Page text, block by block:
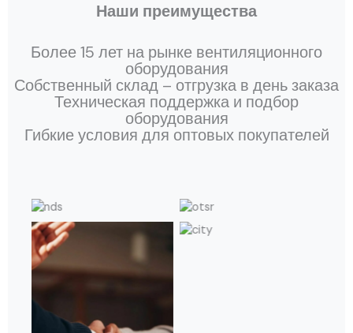
Наши преимущества
Более 15 лет на рынке вентиляционного
оборудования
Собственный склад – отгрузка в день заказа
Техническая поддержка и подбор
оборудования
Гибкие условия для оптовых покупателей